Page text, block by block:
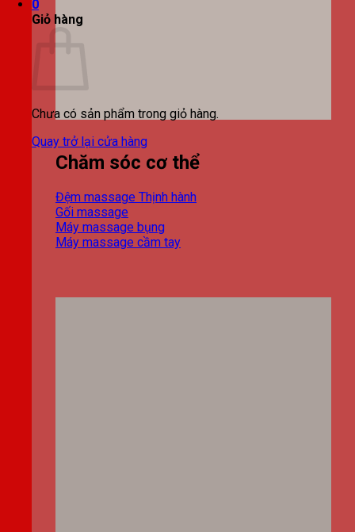
0
Giỏ hàng
Chưa có sản phẩm trong giỏ hàng.
Quay trở lại cửa hàng
Chăm sóc cơ thể
Đệm massage
Gối massage
Máy massage bụng
Máy massage cầm tay